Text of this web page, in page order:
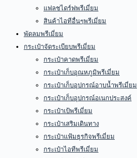
แฟลชไดร์ฟพรีเมี่ยม
สินค้าไอทีอื่นๆพรีเมี่ยม
พัดลมพรีเมี่ยม
กระเป๋าจัดระเบียบพรีเมี่ยม
กระเป๋าคาดพรีเมี่ยม
กระเป๋าเก็บอุณหภูมิพรีเมี่ยม
กระเป๋าเก็บอุปกรณ์อาบน้ำพรีเมี่ยม
กระเป๋าเก็บอุปกรณ์อเนกประสงค์
กระเป๋าเป้พรีเมี่ยม
กระเป๋าเสริมเดินทาง
กระเป๋าแฟ้มธุรกิจพรีเมี่ยม
กระเป๋าไอทีพรีเมี่ยม